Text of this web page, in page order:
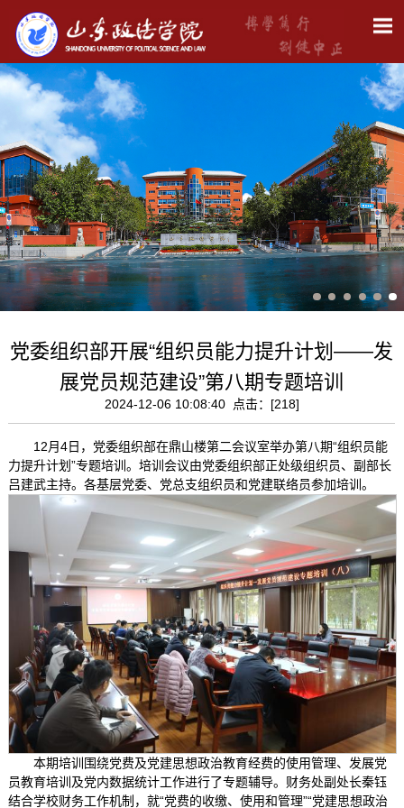
党委组织部开展“组织员能力提升计划——发
展党员规范建设”第八期专题培训
2024-12-06 10:08:40 点击：[218]
12月4日，党委组织部在鼎山楼第二会议室举办第八期“组织员能
力提升计划”专题培训。培训会议由党委组织部正处级组织员、副部长
吕建武主持。各基层党委、党总支组织员和党建联络员参加培训。
本期培训围绕党费及党建思想政治教育经费的使用管理、发展党
员教育培训及党内数据统计工作进行了专题辅导。财务处副处长秦钰
结合学校财务工作机制，就“党费的收缴、使用和管理”“党建思想政治